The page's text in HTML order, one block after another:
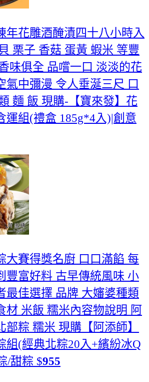
年花雕酒醃漬四十八小時入
栗子 香菇 蛋黃 蝦米 等豐
味俱全 品嚐一口 淡淡的花
氣中彌漫 令人垂涎三尺 口
麵 飯 現購-【寶來發】花
運組(禮盒 185g*4入)|創意
大賽得獎名廚 口口滿餡 每
豐富好料 古早傳統風味 小
最佳選擇 品牌 大嬸婆種類
材 米飯 糯米內容物說明 阿
部粽 糯米 現購【阿添師】
組(經典北粽20入+繽紛冰Q
/甜粽 $955